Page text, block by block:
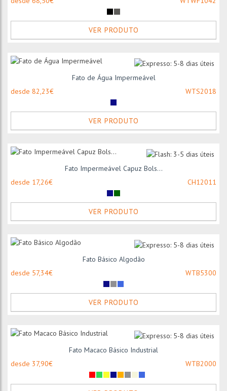
VER PRODUTO
Fato de Água Impermeável
desde 82,23€
WTS2018
VER PRODUTO
Fato Impermeável Capuz Bols...
desde 17,26€
CH12011
VER PRODUTO
Fato Básico Algodão
desde 57,34€
WTB5300
VER PRODUTO
Fato Macaco Básico Industrial
desde 37,90€
WTB2000